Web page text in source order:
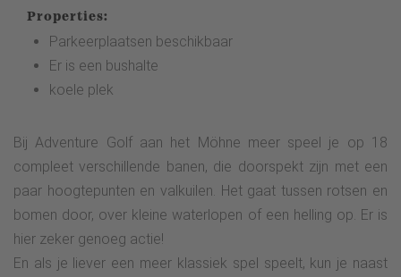
Properties:
Parkeerplaatsen beschikbaar
Er is een bushalte
koele plek
Bij Adventure Golf aan het Möhne meer speel je op 18
compleet verschillende banen, die doorspekt zijn met een
paar hoogtepunten en valkuilen. Het gaat tussen rotsen en
bomen door, over kleine waterlopen of een helling op. Er is
hier zeker genoeg actie!
En als je liever een meer klassiek spel speelt, kun je naast